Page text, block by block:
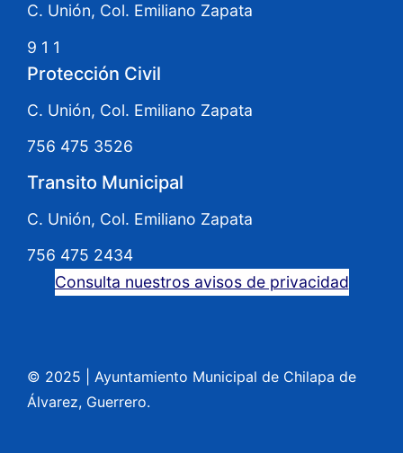
C. Unión, Col. Emiliano Zapata
9 1 1
Protección Civil
C. Unión, Col. Emiliano Zapata
756 475 3526
Transito Municipal
C. Unión, Col. Emiliano Zapata
756 475 2434
Consulta nuestros avisos de privacidad
© 2025
Ayuntamiento Municipal de Chilapa de
Álvarez, Guerrero.